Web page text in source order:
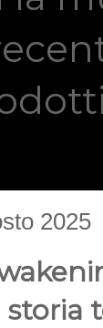
2025
storia